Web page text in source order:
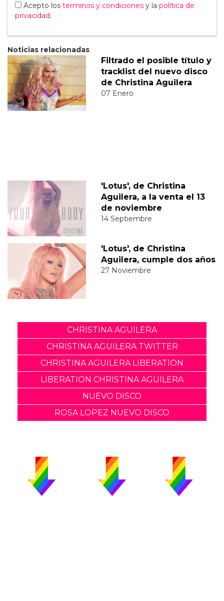
Acepto los terminos y condiciones y la política de
privacidad.
Noticias relacionadas
Filtrado el posible título y
tracklist del nuevo disco
de Christina Aguilera
07 Enero
'Lotus', de Christina
Aguilera, a la venta el 13
de noviembre
14 Septiembre
'Lotus', de Christina
Aguilera, cumple dos años
27 Noviembre
CHRISTINA AGUILERA
CHRISTINA AGUILERA TWITTER
CHRISTINA AGUILERA LIBERATION
LIBERATION CHRISTINA AGUILERA
NUEVO DISCO
ROSA LOPEZ NUEVO DISCO